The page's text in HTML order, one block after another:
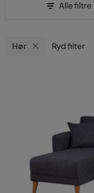
Alle filtre
Hør Ryd filter